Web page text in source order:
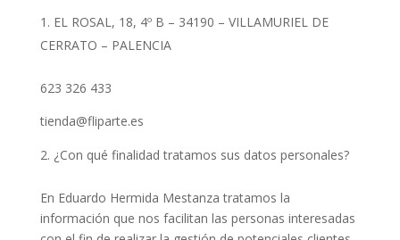
EL ROSAL, 18, 4º B – 34190 – VILLAMURIEL DE
CERRATO – PALENCIA
623 326 433
tienda@fliparte.es
¿Con qué finalidad tratamos sus datos personales?
En Eduardo Hermida Mestanza tratamos la
información que nos facilitan las personas interesadas